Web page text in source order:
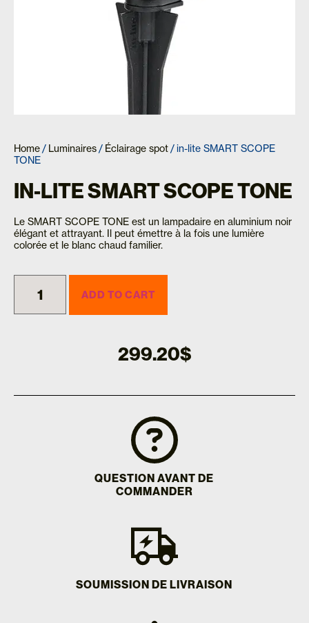
Home / Luminaires / Éclairage spot / in-lite SMART SCOPE
TONE
IN-LITE SMART SCOPE TONE
Le SMART SCOPE TONE est un lampadaire en aluminium noir
élégant et attrayant. Il peut émettre à la fois une lumière
colorée et le blanc chaud familier.
ADD TO CART
299.20$
QUESTION AVANT DE
COMMANDER
SOUMISSION DE LIVRAISON